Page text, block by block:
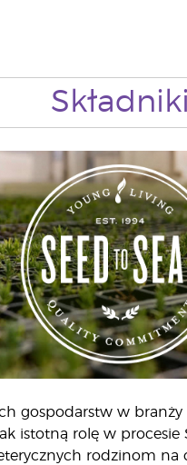
gospodarstw w
istotną rolę w procesie
rodzinom na